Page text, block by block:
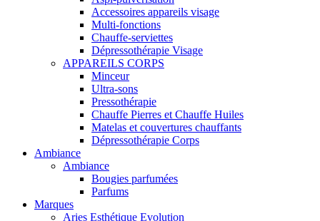
Accessoires appareils visage
Multi-fonctions
Chauffe-serviettes
Dépressothérapie Visage
APPAREILS CORPS
Minceur
Ultra-sons
Pressothérapie
Chauffe Pierres et Chauffe Huiles
Matelas et couvertures chauffants
Dépressothérapie Corps
Ambiance
Ambiance
Bougies parfumées
Parfums
Marques
Aries Esthétique Evolution